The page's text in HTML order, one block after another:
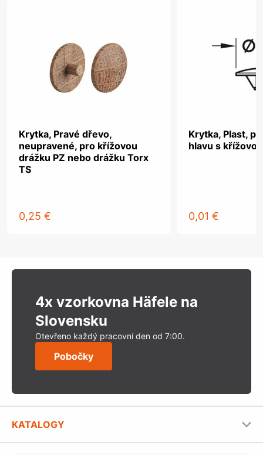
Krytka, Pravé dřevo,
neupravené, pro křížovou
drážku PZ nebo drážku Torx
TS
0,25 €
Krytka, Plast,
hlavu s
0,01 €
4x vzorkovna Häfele na
Slovensku
Otevřeno každý pracovní den od 7:00.
Pobočky
KATALOGY